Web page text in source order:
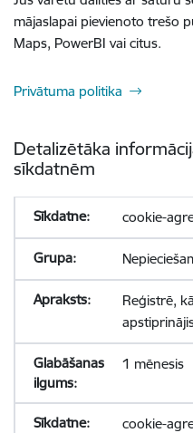
mājaslapai pievienoto trešo
Maps, PowerBI vai citus.
Privātuma politika
Detalizētāka
sīkdatnēm
cookie-
Reģistrē,
1 mēnesis
cookie-